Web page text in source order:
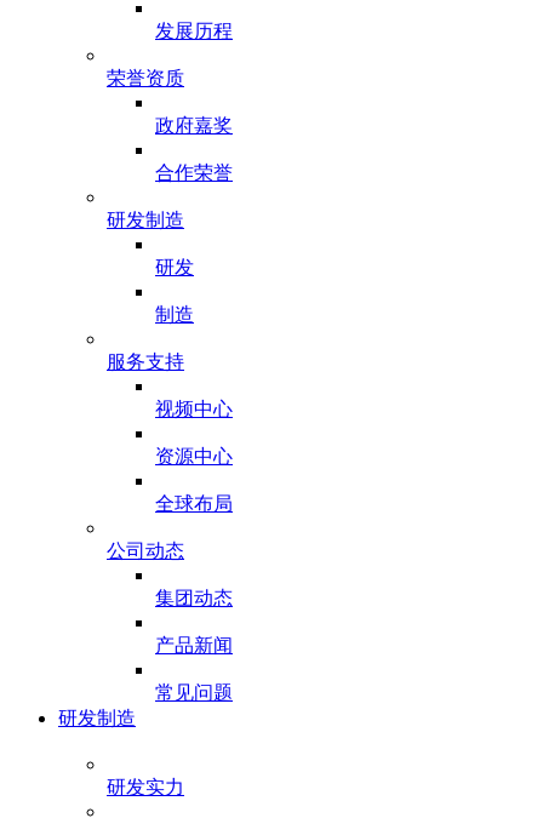
发展历程
荣誉资质
政府嘉奖
合作荣誉
研发制造
研发
制造
服务支持
视频中心
资源中心
全球布局
公司动态
集团动态
产品新闻
常见问题
研发制造
研发实力